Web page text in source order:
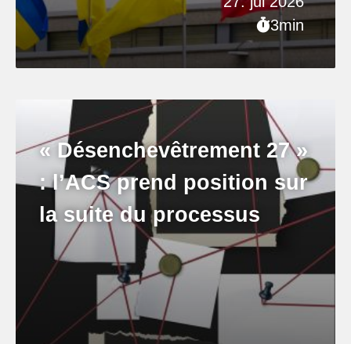
3min
« Désenchevêtrement 27 »
: l’ACS prend position sur
la suite du processus